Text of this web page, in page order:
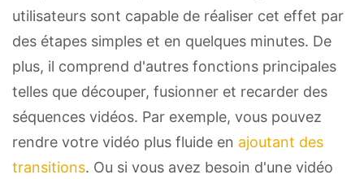
utilisateurs sont capable de réaliser cet effet par
des étapes simples et en quelques minutes. De
plus, il comprend d'autres fonctions principales
telles que découper, fusionner et recarder des
séquences vidéos. Par exemple, vous pouvez
rendre votre vidéo plus fluide en ajoutant des
transitions. Ou si vous avez besoin d'une vidéo